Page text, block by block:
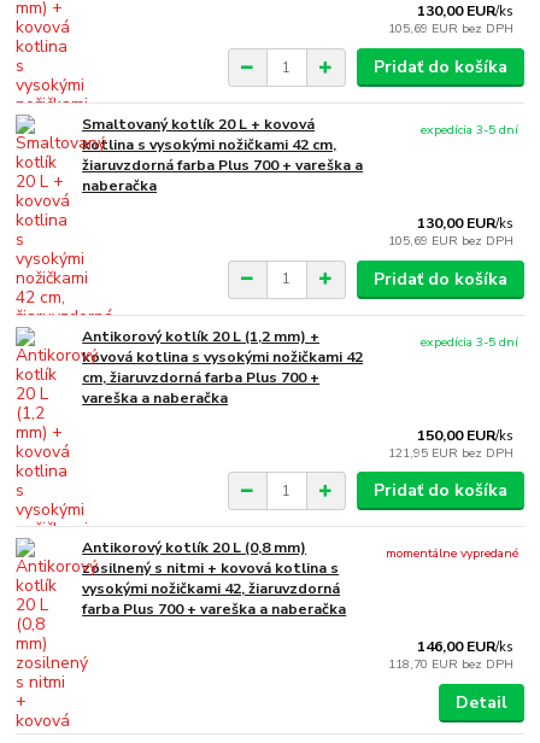
130,00 EUR/ks
105,69 EUR bez DPH
Pridať do košíka
Smaltovaný kotlík 20 L + kovová
kotlina s vysokými nožičkami 42 cm,
žiaruvzdorná farba Plus 700 + vareška a
naberačka
130,00 EUR/ks
105,69 EUR bez DPH
expedícia 3-5 dní
Pridať do košíka
Antikorový kotlík 20 L (1,2 mm) +
kovová kotlina s vysokými nožičkami 42
cm, žiaruvzdorná farba Plus 700 +
vareška a naberačka
150,00 EUR/ks
121,95 EUR bez DPH
expedícia 3-5 dní
Pridať do košíka
Antikorový kotlík 20 L (0,8 mm)
zosilnený s nitmi + kovová kotlina s
vysokými nožičkami 42, žiaruvzdorná
farba Plus 700 + vareška a naberačka
146,00 EUR/ks
118,70 EUR bez DPH
momentálne vypredané
Detail